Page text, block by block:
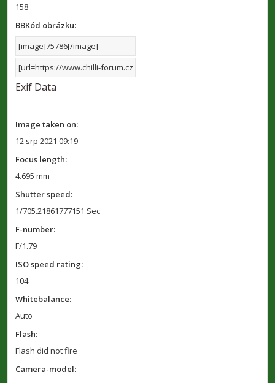
158
BBKód obrázku:
Exif Data
Image taken on:
12 srp 2021 09:19
Focus length:
4.695 mm
Shutter speed:
1/705.21861777151 Sec
F-number:
F/1.79
ISO speed rating:
104
Whitebalance:
Auto
Flash:
Flash did not fire
Camera-model: